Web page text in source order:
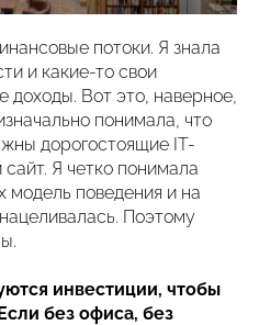
потоки. Я знала
и какие-то свои
Вот это, наверное,
понимала, что
дорогостоящие IT-
Я четко понимала
модель поведения и на
Поэтому
инвестиции, чтобы
без офиса, без